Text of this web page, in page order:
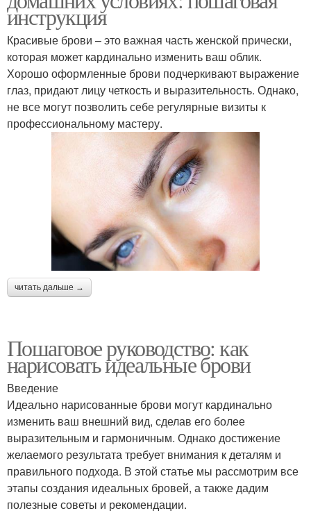
инструкция
Красивые брови – это важная часть женской прически,
которая может кардинально изменить ваш облик.
Хорошо оформленные брови подчеркивают выражение
глаз, придают лицу четкость и выразительность. Однако,
не все могут позволить себе регулярные визиты к
профессиональному мастеру.
читать дальше →
Пошаговое руководство: как
нарисовать идеальные брови
Введение
Идеально нарисованные брови могут кардинально
изменить ваш внешний вид, сделав его более
выразительным и гармоничным. Однако достижение
желаемого результата требует внимания к деталям и
правильного подхода. В этой статье мы рассмотрим все
этапы создания идеальных бровей, а также дадим
полезные советы и рекомендации.